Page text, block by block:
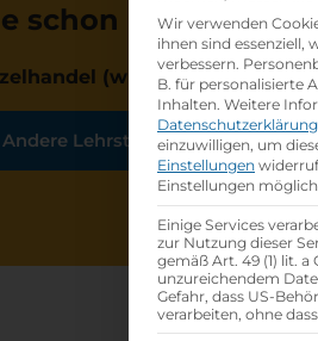
schon besetzt!
(w /m /d)beiLidl
Andere Lehrstelle suchen
Wir verwenden
ihnen sind essenziell,
verbessern.
B. für personalisierte
Inhalten. Weitere
Datenschutzerklärung
einzuwilligen, um
Einstellungen
Einstellungen
Einige Services
zur Nutzung dieser
gemäß Art. 49 (1) lit. a
unzureichendem
Gefahr, dass US-
verarbeiten, ohne